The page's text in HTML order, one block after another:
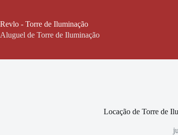
o
conteúdo
Revlo - Torre de Iluminação
Aluguel de Torre de Iluminação
Locação de Torre de